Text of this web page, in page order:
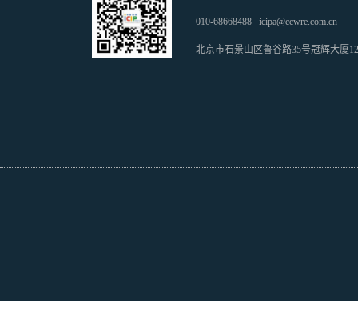
010-68668488 icipa@ccwre.com.cn
北京市石景山区鲁谷路35号冠辉大厦